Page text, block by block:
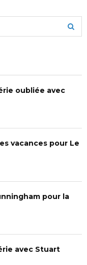
C
H
oubliée avec
vacances pour Le
pour la
avec Stuart